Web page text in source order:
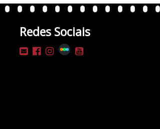
Redes Sociais